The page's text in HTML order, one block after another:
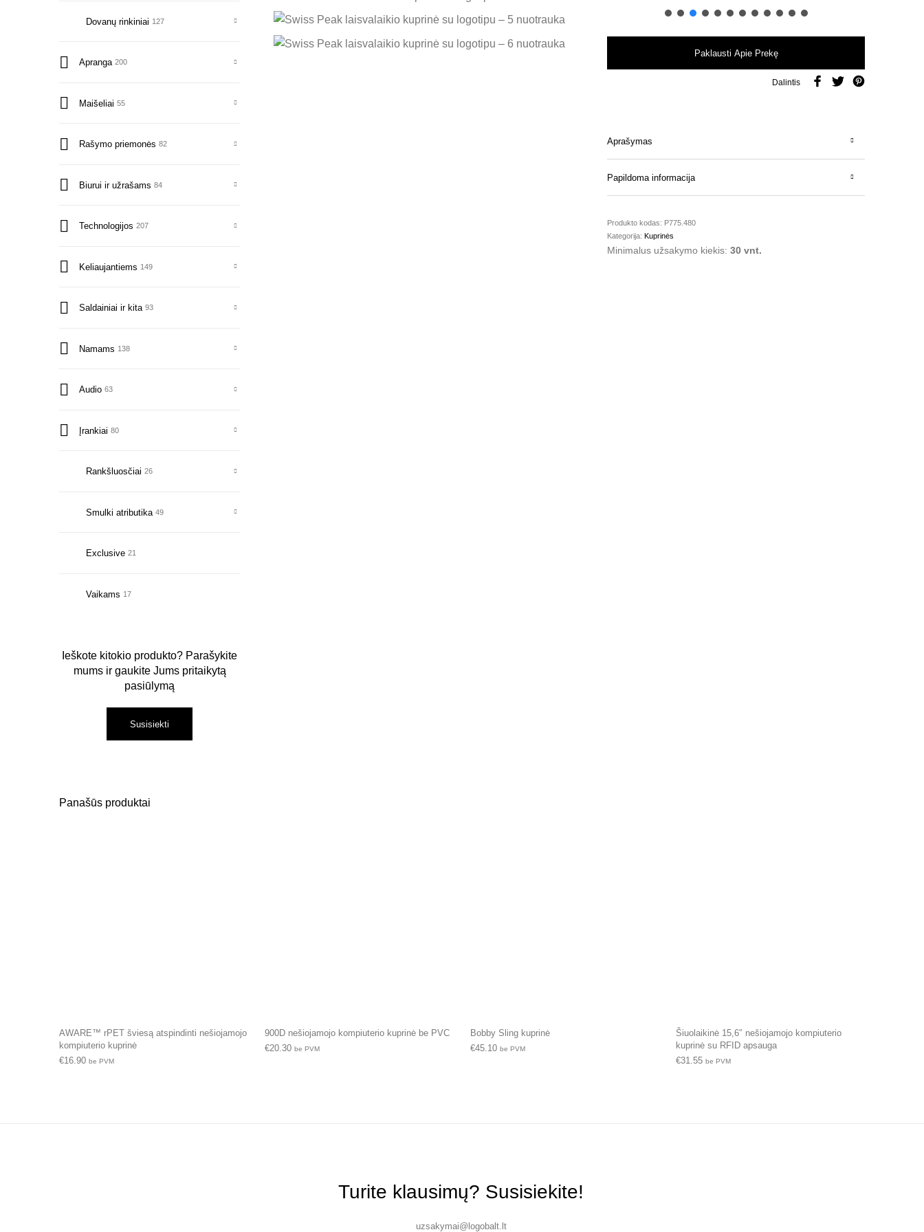
Dovanų rinkiniai 127
Apranga 200
Maišeliai 55
Rašymo priemonės 82
Biurui ir užrašams 84
Technologijos 207
Keliaujantiems 149
Saldainiai ir kita 93
Namams 138
Audio 63
Įrankiai 80
Rankšluosčiai 26
Smulki atributika 49
Exclusive 21
Vaikams 17
Ieškote kitokio produkto? Parašykite
mums ir gaukite Jums pritaikytą
pasiūlymą
Susisiekti
Paklausti Apie Prekę
Dalintis
Aprašymas
Papildoma informacija
Produkto kodas: P775.480
Kategorija:Kuprinės
Minimalus užsakymo kiekis:30 vnt.
Panašūs produktai
AWARE™ rPET šviesą atspindinti nešiojamojo
kompiuterio kuprinė
€16.90 be PVM
900D nešiojamojo kompiuterio kuprinė be PVC
€20.30 be PVM
Bobby Sling kuprinė
€45.10 be PVM
Šiuolaikinė 15,6″ nešiojamojo kompiuterio
kuprinė su RFID apsauga
€31.55 be PVM
Turite klausimų? Susisiekite!
uzsakymai@logobalt.lt